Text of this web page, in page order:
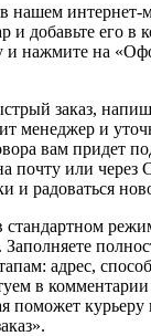
нашем интернет-
и добавьте его в
и нажмите на
заказ,
менеджер и
вам придет
почту или через
и радоваться
стандартном
адрес,
в комментарии
поможет